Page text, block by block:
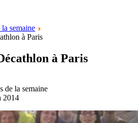
semaine
à Paris
à Paris
de la semaine
2014